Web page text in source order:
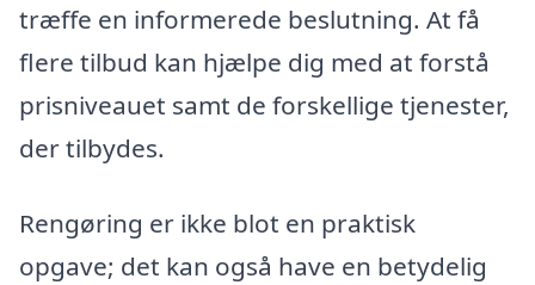
træffe en informerede beslutning. At få
flere tilbud kan hjælpe dig med at forstå
prisniveauet samt de forskellige tjenester,
der tilbydes.
Rengøring er ikke blot en praktisk
opgave; det kan også have en betydelig